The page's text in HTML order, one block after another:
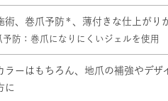
術、巻爪予防 ＊ 、薄付きな仕上がり
予防：巻爪になりにくいジェルを使用
ラーはもちろん、地爪の補強やデザ
に